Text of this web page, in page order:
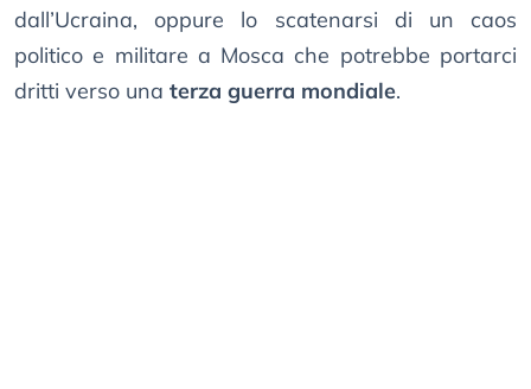
dall’Ucraina, oppure lo scatenarsi di un caos
politico e militare a Mosca che potrebbe portarci
dritti verso una terza guerra mondiale.